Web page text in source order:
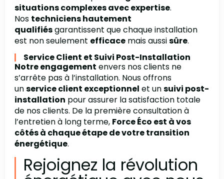
situations complexes avec expertise.
Nos techniciens hautement
qualifiésgarantissent que chaque installation
est non seulement efficacemais aussisûre.
Service Client et Suivi Post-Installation
Notre engagement envers nos clients ne
s’arrête pas à l’installation. Nous offrons
unservice client exceptionnel et unsuivi post-
installation pour assurer la satisfaction totale
de nos clients. De la première consultation à
l’entretien à long terme, Force Éco est à vos
côtés à chaque étape de votre transition
énergétique.
Rejoignez la révolution